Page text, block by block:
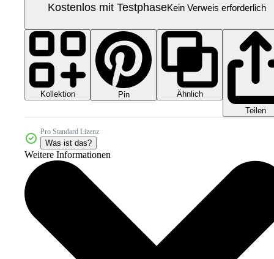
Kostenlos mit TestphaseKein Verweis erforderlich
Kollektion Pin
Ähnlich
Teilen
Pro Standard Lizenz
Was ist das?
Weitere Informationen